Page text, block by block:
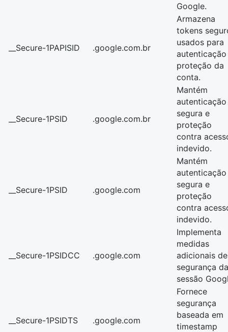
Google.
__Secure-1PAPISID .google.com.br
Armazena
tokens
usados para
autenticação
proteção da
conta.
__Secure-1PSID .google.com.br
Mantém
autenticação
segura e
proteção
contra
indevido.
__Secure-1PSID .google.com
Mantém
autenticação
segura e
proteção
contra
indevido.
__Secure-1PSIDCC .google.com
Implementa
medidas
adicionais de
segurança da
sessão
__Secure-1PSIDTS .google.com
Fornece
segurança
baseada em
timestamp